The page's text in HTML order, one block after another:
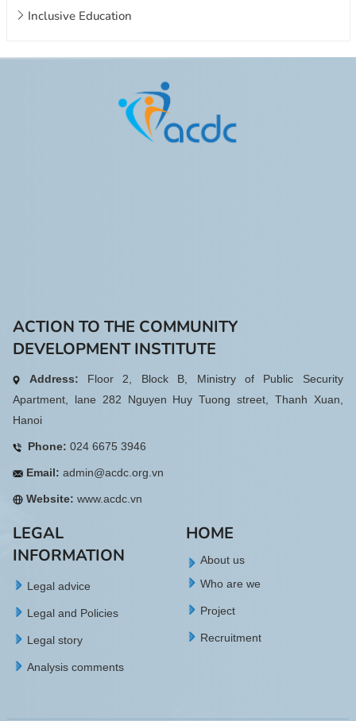
Inclusive Education
ACTION TO THE COMMUNITY
DEVELOPMENT INSTITUTE
Address: Floor 2, Block B, Ministry of Public Security
Apartment, lane 282 Nguyen Huy Tuong street, Thanh Xuan,
Hanoi
Phone:024 6675 3946
Email: admin@acdc.org.vn
Website:www.acdc.vn
LEGAL
INFORMATION
Legal advice
Legal and Policies
Legal story
Analysis comments
HOME
About us
Who are we
Project
Recruitment